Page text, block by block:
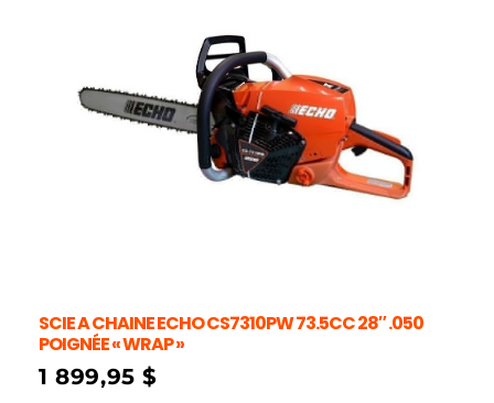
SCIE A CHAINE ECHO CS7310PW 73.5CC 28″ .050
POIGNÉE « WRAP »
1 899,95$